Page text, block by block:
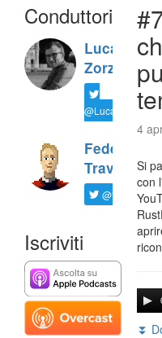
Conduttori
Luca
Zorzi
@LucaTNT
Federico
Travaini
@ftrava
Iscriviti
4
Si
con
⏬